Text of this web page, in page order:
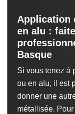
Application
en alu :
Basque
Si vous tenez à
ou en alu, il est
donner une
métallisée.